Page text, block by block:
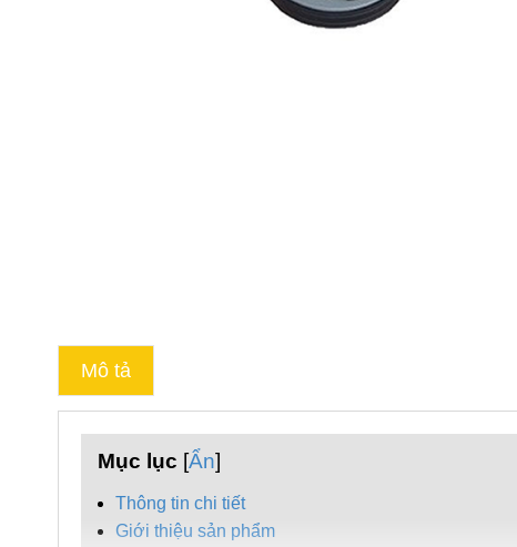
Mô tả
Mục lục [Ẩn]
Thông tin chi tiết
Giới thiệu sản phẩm